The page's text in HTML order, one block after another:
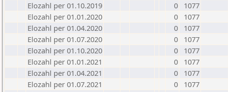
Elozahl per 01.10.2019
0
1077
Elozahl per 01.01.2020
0
1077
Elozahl per 01.04.2020
0
1077
Elozahl per 01.07.2020
0
1077
Elozahl per 01.10.2020
0
1077
Elozahl per 01.01.2021
0
1077
Elozahl per 01.04.2021
0
1077
Elozahl per 01.07.2021
0
1077